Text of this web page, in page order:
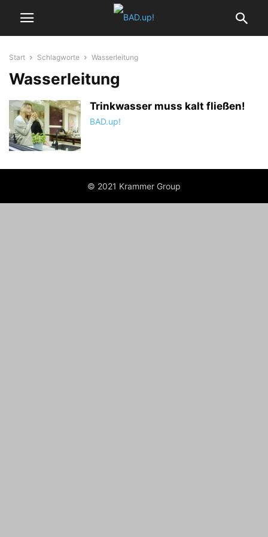
Start Schlagworte Wasserleitung
Wasserleitung
Trinkwasser muss kalt fließen!
BAD.up!
© 2021 Krammer Group